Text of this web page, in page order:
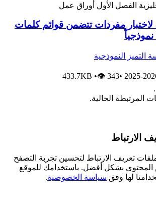
الفصل الأول أوراق عمل
مفردات تتضمن قوائم كلمات
التميز النموذجية
2025-
•
433.7KB •👁 343
المرتبطة الحالية.
الارتباط
تعريف الارتباط لتحسين تجربة التصفح
بشكل أفضل. باستخدامك للموقع
لها وفق سياسة الخصوصية.